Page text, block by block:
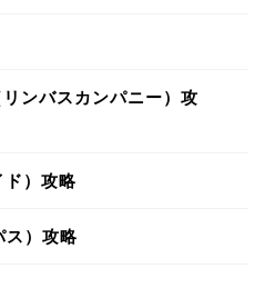
ンバスカンパニー）攻
）攻略
）攻略